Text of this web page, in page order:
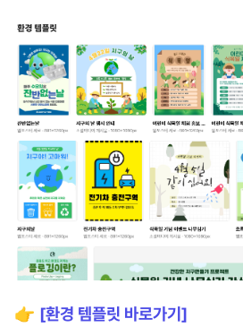
👉 [환경 템플릿 바로가기]